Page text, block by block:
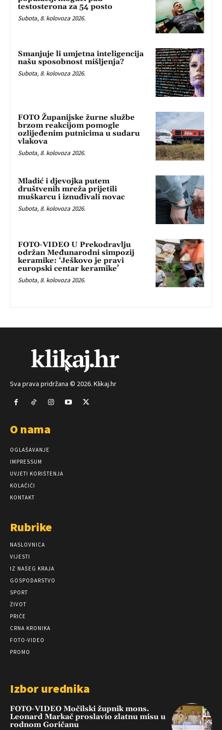
testosterona za 54 posto
Subota, 8. kolovoza 2026.
Smanjuje li umjetna inteligencija
našu sposobnost mišljenja?
Subota, 8. kolovoza 2026.
FOTO Županijske žurne službe
brzom reakcijom pomogle
ozlijeđenim putnicima u sudaru
vlakova
Subota, 8. kolovoza 2026.
Mladić i djevojka putem
društvenih mreža prijetili
muškarcu i iznuđivali novac
Subota, 8. kolovoza 2026.
FOTO-VIDEO U Prekodravlju
održan Međunarodni simpozij
keramike: ‘Ješkovo je pravi
europski centar keramike’
Subota, 8. kolovoza 2026.
Sva prava pridržana © 2026. Klikaj.hr
O nama
OGLAŠAVANJE
IMPRESSUM
UVJETI KORIŠTENJA
KOLAČIĆI
KONTAKT
Rubrike
NASLOVNICA
VIJESTI
IZ NAŠEG KRAJA
GOSPODARSTVO
SPORT
ŽIVOT
PRIČE
CRNA KRONIKA
FOTO-VIDEO
PROMO
Izbor urednika
FOTO-VIDEO Močilski župnik mons.
Leonard Markač proslavio zlatnu misu u
rodnom Goričanu